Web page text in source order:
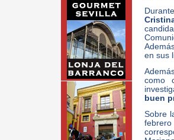
en sus
como
buen
Sobre